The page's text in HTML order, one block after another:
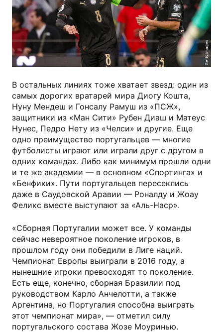
Getty Images
В остальных линиях тоже хватает звезд: один из
самых дорогих вратарей мира Диогу Кошта,
Нуну Мендеш и Гонсалу Рамуш из «ПСЖ»,
защитники из «Ман Сити» Рубен Диаш и Матеус
Нунес, Педро Нету из «Челси» и другие. Еще
одно преимущество португальцев — многие
футболисты играют или играли друг с другом в
одних командах. Либо как минимум прошли одни
и те же академии — в основном «Спортинга» и
«Бенфики». Пути португальцев пересеклись
даже в Саудовской Аравии — Роналду и Жоау
Феликс вместе выступают за «Аль-Наср».
«Сборная Португалии может все. У команды
сейчас невероятное поколение игроков, в
прошлом году они победили в Лиге наций.
Чемпионат Европы выиграли в 2016 году, а
нынешние игроки превосходят то поколение.
Есть еще, конечно, сборная Бразилии под
руководством Карло Анчелотти, а также
Аргентина, но Португалия способна выиграть
этот чемпионат мира», — отметил силу
португальского состава Жозе Моуринью.